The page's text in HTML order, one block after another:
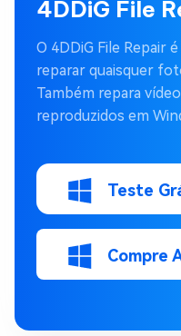
4DDiG File
O 4DDiG File Repair
reparar quaisquer
Também repara
reproduzidos em
Teste
Compre